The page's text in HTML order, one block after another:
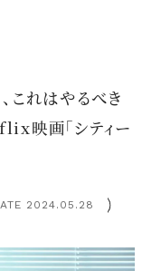
これはやるべき
映画「シティー
2024.05.28